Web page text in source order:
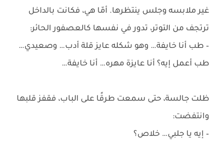
غير ملابسه وجلس ينتظرها. أمّا هي، فكانت بالداخل
ترتجف من التوتر، تدور في نفسها كالعصفور الحائر:
– طب أنا خايفة… وهو شكله عايز قلة أدب… وصعيدي…
طب أعمل إيه؟ أنا عايزة مهره… أنا خايفة…
ظلت جالسة، حتى سمعت طرقًا على الباب، فقفز قلبها
وانتفضت:
– إيه يا جلبي… خلاص؟